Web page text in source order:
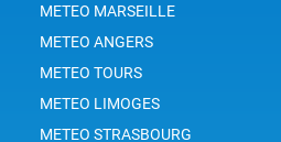
METEO MARSEILLE
METEO ANGERS
METEO TOURS
METEO LIMOGES
METEO STRASBOURG